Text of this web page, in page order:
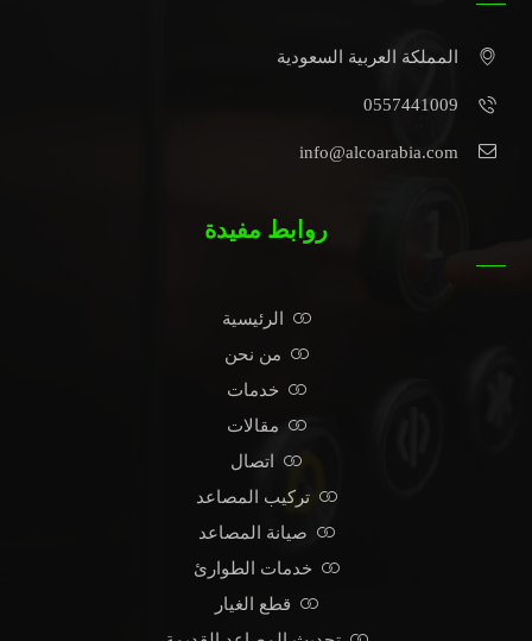
المملكة العربية السعودية
0557441009
info@alcoarabia.com
روابط مفيدة
الرئيسية
من نحن
خدمات
مقالات
اتصال
تركيب المصاعد
صيانة المصاعد
خدمات الطوارئ
قطع الغيار